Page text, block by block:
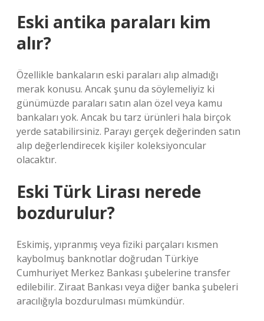
Eski antika paraları kim
alır?
Özellikle bankaların eski paraları alıp almadığı
merak konusu. Ancak şunu da söylemeliyiz ki
günümüzde paraları satın alan özel veya kamu
bankaları yok. Ancak bu tarz ürünleri hala birçok
yerde satabilirsiniz. Parayı gerçek değerinden satın
alıp değerlendirecek kişiler koleksiyoncular
olacaktır.
Eski Türk Lirası nerede
bozdurulur?
Eskimiş, yıpranmış veya fiziki parçaları kısmen
kaybolmuş banknotlar doğrudan Türkiye
Cumhuriyet Merkez Bankası şubelerine transfer
edilebilir. Ziraat Bankası veya diğer banka şubeleri
aracılığıyla bozdurulması mümkündür.